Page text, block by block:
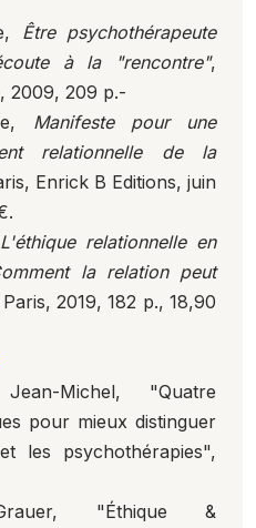
Être psychothérapeute
à la "rencontre",
2009, 209 p.-
Manifeste pour une
relationnelle de la
Enrick B Editions, juin
L'éthique relationnelle en
la relation peut
Paris, 2019, 182 p., 18,90
Michel, "Quatre
pour mieux distinguer
les psychothérapies",
"Éthique &